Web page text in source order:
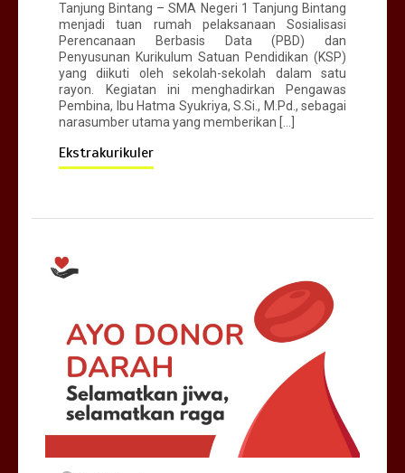
Tanjung Bintang – SMA Negeri 1 Tanjung Bintang
menjadi tuan rumah pelaksanaan Sosialisasi
Perencanaan Berbasis Data (PBD) dan
Penyusunan Kurikulum Satuan Pendidikan (KSP)
yang diikuti oleh sekolah-sekolah dalam satu
rayon. Kegiatan ini menghadirkan Pengawas
Pembina, Ibu Hatma Syukriya, S.Si., M.Pd., sebagai
narasumber utama yang memberikan […]
Ekstrakurikuler